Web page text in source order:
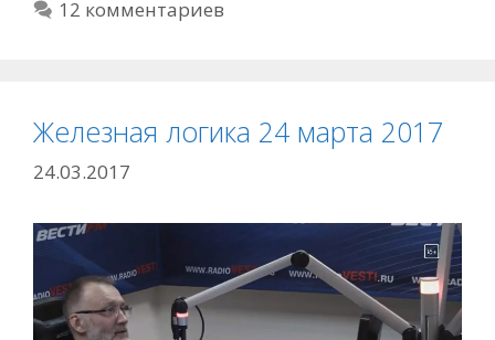
12 комментариев
Железная логика 24 марта 2017
24.03.2017